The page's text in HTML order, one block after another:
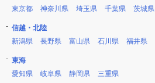
東京都
神奈川県 埼玉県 千葉県 茨城県
信越・北陸
新潟県
長野県 富山県 石川県 福井県
東海
愛知県
岐阜県 静岡県 三重県